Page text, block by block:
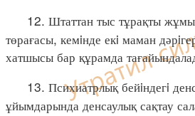
12. Штаттан тыс тұрақты
төрағасы, кемiнде екi маман
хатшысы бар құрамда
13. Психиатрлық бейiндегi
ұйымдарында денсаулық сақтау